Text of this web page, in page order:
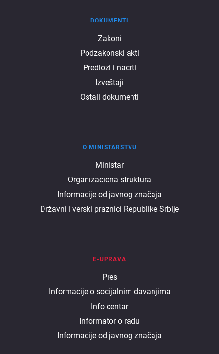
DOKUMENTI
Zakoni
Podzakonski akti
Predlozi i nacrti
Izveštaji
Ostali dokumenti
ministarstvu
O MINISTARSTVU
Ministar
Organizaciona struktura
Informacije od javnog značaja
Državni i verski praznici Republike Srbije
E-UPRAVA
Pres
Informacije o socijalnim davanjima
Info centar
Informator o radu
Informacije od javnog značaja